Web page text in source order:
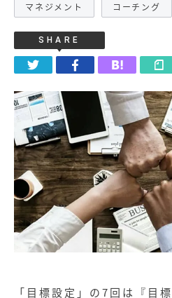
マネジメント コーチング
SHARE
「目標設定」の7回は『目